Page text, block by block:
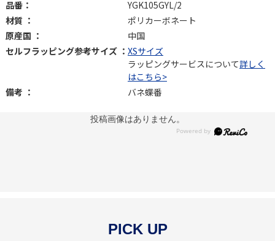
品番：
YGK105GYL/2
材質 ：
ポリカーボネート
原産国 ：
中国
セルフラッピング参考サイズ ： XSサイズ
ラッピングサービスについて詳しく
はこちら>
備考 ：
バネ蝶番
投稿画像はありません。
PICK UP